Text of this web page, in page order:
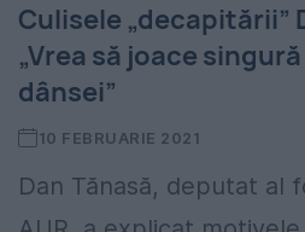
Culisele „decapitării”
„Vrea să joace
dânsei”
10 FEBRUARIE 2021
Dan Tănasă, deputat al